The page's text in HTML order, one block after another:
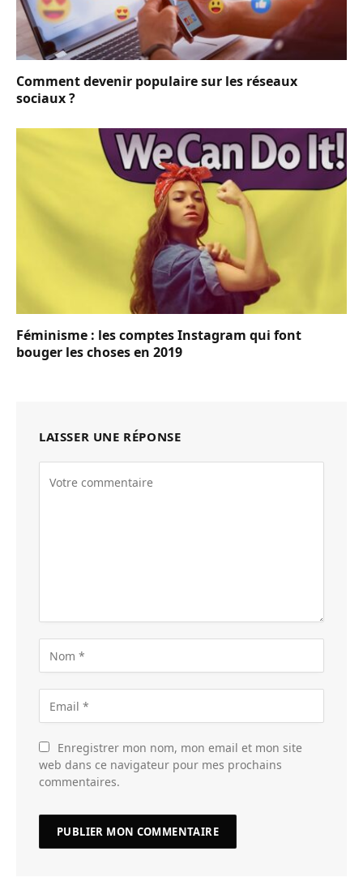
Comment devenir populaire sur les réseaux
sociaux ?
Féminisme : les comptes Instagram qui font
bouger les choses en 2019
LAISSER UNE RÉPONSE
Enregistrer mon nom, mon email et mon site
web dans ce navigateur pour mes prochains
commentaires.